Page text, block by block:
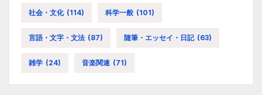
社会・文化 (114) 科学一般 (101)
言語・文字・文法 (87) 随筆・エッセイ・日記 (63)
雑学 (24) 音楽関連 (71)